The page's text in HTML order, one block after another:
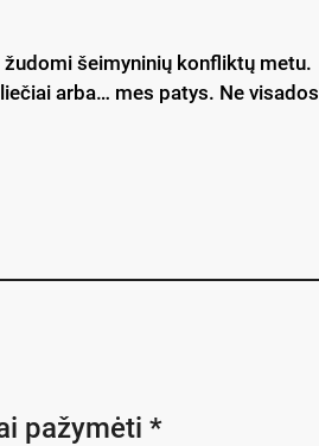
šeimyninių konfliktų metu.
arba… mes patys. Ne visados
pažymėti *